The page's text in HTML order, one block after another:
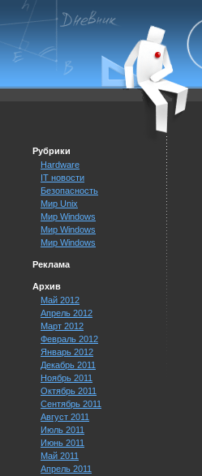
Рубрики
Hardware
IT новости
Безопасность
Мир Unix
Мир Windows
Мир Windows
Мир Windows
Реклама
Архив
Май 2012
Апрель 2012
Март 2012
Февраль 2012
Январь 2012
Декабрь 2011
Ноябрь 2011
Октябрь 2011
Сентябрь 2011
Август 2011
Июль 2011
Июнь 2011
Май 2011
Апрель 2011